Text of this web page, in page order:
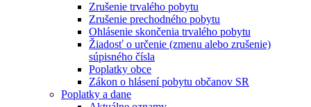
Zrušenie trvalého pobytu
Zrušenie prechodného pobytu
Ohlásenie skončenia trvalého pobytu
Žiadosť o určenie (zmenu alebo zrušenie)
súpisného čísla
Poplatky obce
Zákon o hlásení pobytu občanov SR
Poplatky a dane